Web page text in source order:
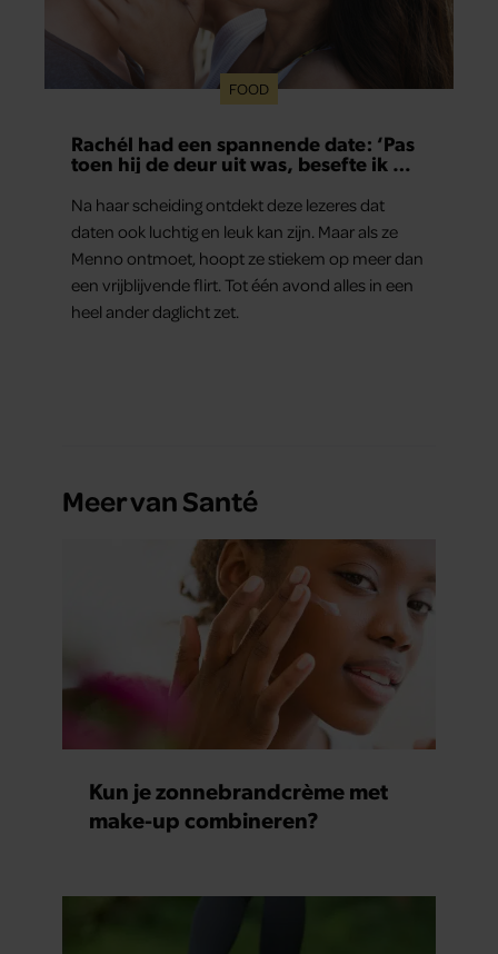
FOOD
Rachél had een spannende date: ‘Pas
toen hij de deur uit was, besefte ik wat
Na haar scheiding ontdekt deze lezeres dat
daten ook luchtig en leuk kan zijn. Maar als ze
Menno ontmoet, hoopt ze stiekem op meer dan
een vrijblijvende flirt. Tot één avond alles in een
heel ander daglicht zet.
Meer van Santé
Kun je zonnebrandcrème met
make-up combineren?